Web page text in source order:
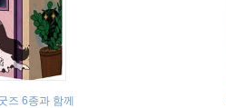
즈 6종과 함께